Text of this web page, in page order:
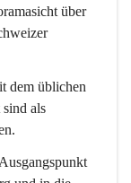
über
dem üblichen
als